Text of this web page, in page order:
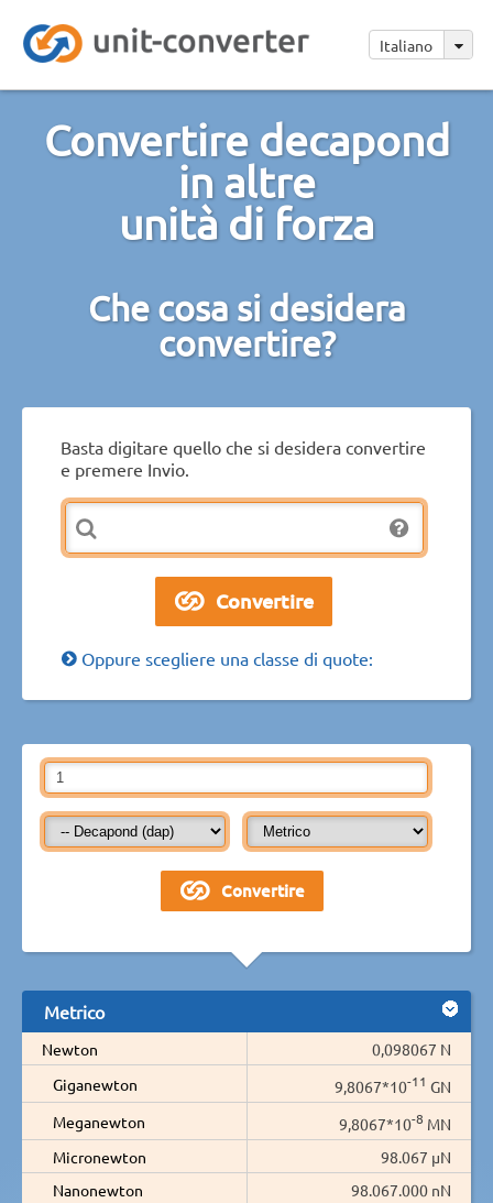
Italiano
Convertire decapond
in altre
unità di forza
Che cosa si desidera
convertire?
Basta digitare quello che si desidera convertire
e premere Invio.
Oppure scegliere una classe di quote:
Metrico
Newton
0,098067 N
Giganewton
9,8067*10-11 GN
Meganewton
9,8067*10-8 MN
Micronewton
98.067 µN
Nanonewton
98.067.000 nN